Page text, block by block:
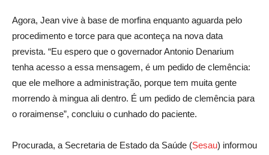
Agora, Jean vive à base de morfina enquanto aguarda pelo
procedimento e torce para que aconteça na nova data
prevista. “Eu espero que o governador Antonio Denarium
tenha acesso a essa mensagem, é um pedido de clemência:
que ele melhore a administração, porque tem muita gente
morrendo à mingua ali dentro. É um pedido de clemência para
o roraimense”, concluiu o cunhado do paciente.
Procurada, a Secretaria de Estado da Saúde (Sesau) informou